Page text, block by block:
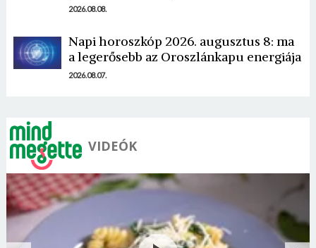
2026.08.08.
Napi horoszkóp 2026. augusztus 8: ma
a legerősebb az Oroszlánkapu energiája
2026.08.07.
VIDEÓK
E-mail cím vagy felhasználónév
Jelszó